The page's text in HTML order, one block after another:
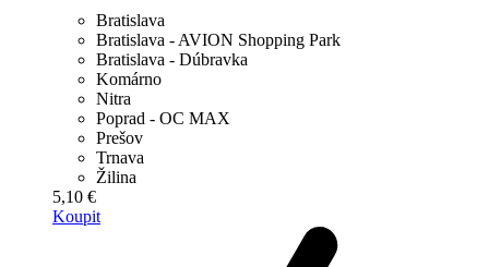
Bratislava
Bratislava - AVION Shopping Park
Bratislava - Dúbravka
Komárno
Nitra
Poprad - OC MAX
Prešov
Trnava
Žilina
5,10 €
Koupit